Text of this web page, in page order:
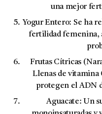
una mejor
Yogur Entero: Se ha
fertilidad femenina,
Frutas Cítricas
Llenas de vitamina
protegen el ADN
Aguacate: Un